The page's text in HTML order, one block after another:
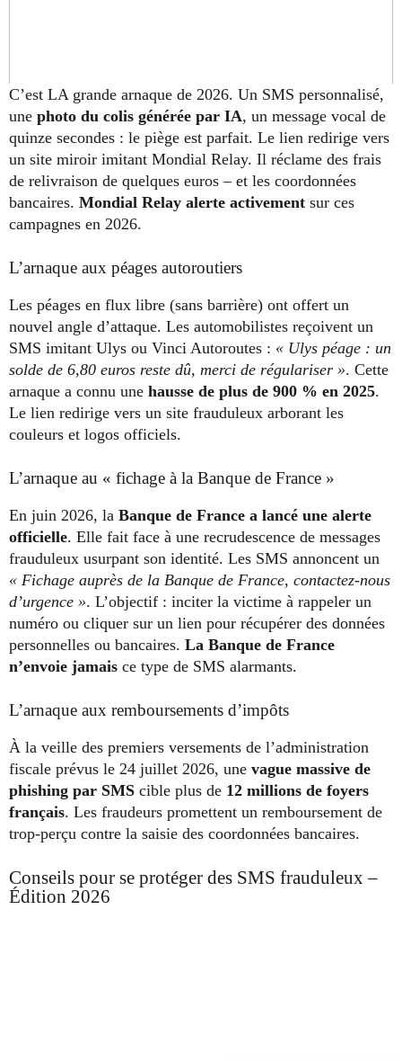
C’est LA grande arnaque de 2026. Un SMS personnalisé,
une photo du colis générée par IA, un message vocal de
quinze secondes : le piège est parfait. Le lien redirige vers
un site miroir imitant Mondial Relay. Il réclame des frais
de relivraison de quelques euros – et les coordonnées
bancaires. Mondial Relay alerte activement sur ces
campagnes en 2026.
L’arnaque aux péages autoroutiers
Les péages en flux libre (sans barrière) ont offert un
nouvel angle d’attaque. Les automobilistes reçoivent un
SMS imitant Ulys ou Vinci Autoroutes : « Ulys péage : un
solde de 6,80 euros reste dû, merci de régulariser ». Cette
arnaque a connu une hausse de plus de 900 % en 2025.
Le lien redirige vers un site frauduleux arborant les
couleurs et logos officiels.
L’arnaque au « fichage à la Banque de France »
En juin 2026, la Banque de France a lancé une alerte
officielle. Elle fait face à une recrudescence de messages
frauduleux usurpant son identité. Les SMS annoncent un
« Fichage auprès de la Banque de France, contactez-nous
d’urgence ». L’objectif : inciter la victime à rappeler un
numéro ou cliquer sur un lien pour récupérer des données
personnelles ou bancaires. La Banque de France
n’envoie jamais ce type de SMS alarmants.
L’arnaque aux remboursements d’impôts
À la veille des premiers versements de l’administration
fiscale prévus le 24 juillet 2026, une vague massive de
phishing par SMS cible plus de 12 millions de foyers
français. Les fraudeurs promettent un remboursement de
trop-perçu contre la saisie des coordonnées bancaires.
Conseils pour se protéger des SMS frauduleux –
Édition 2026